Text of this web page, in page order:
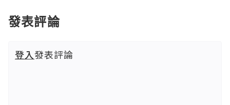
發表評論
登入發表評論